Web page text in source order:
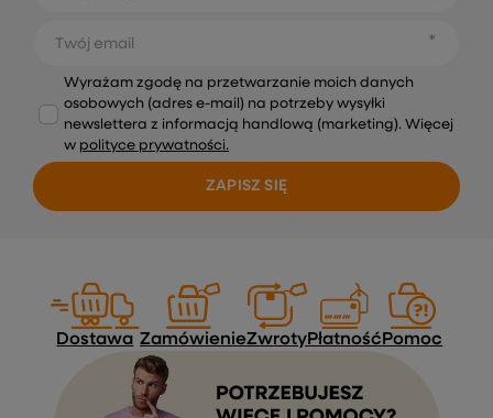
Twój email
Wyrażam zgodę na przetwarzanie moich danych
osobowych (adres e-mail) na potrzeby wysyłki
newslettera z informacją handlową (marketing). Więcej
w polityce prywatności.
ZAPISZ SIĘ
Dostawa ZamówienieZwrotyPłatnośćPomoc